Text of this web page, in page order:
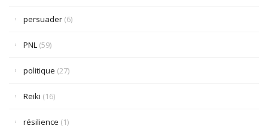
persuader (6)
PNL (59)
politique (27)
Reiki (16)
résilience (1)